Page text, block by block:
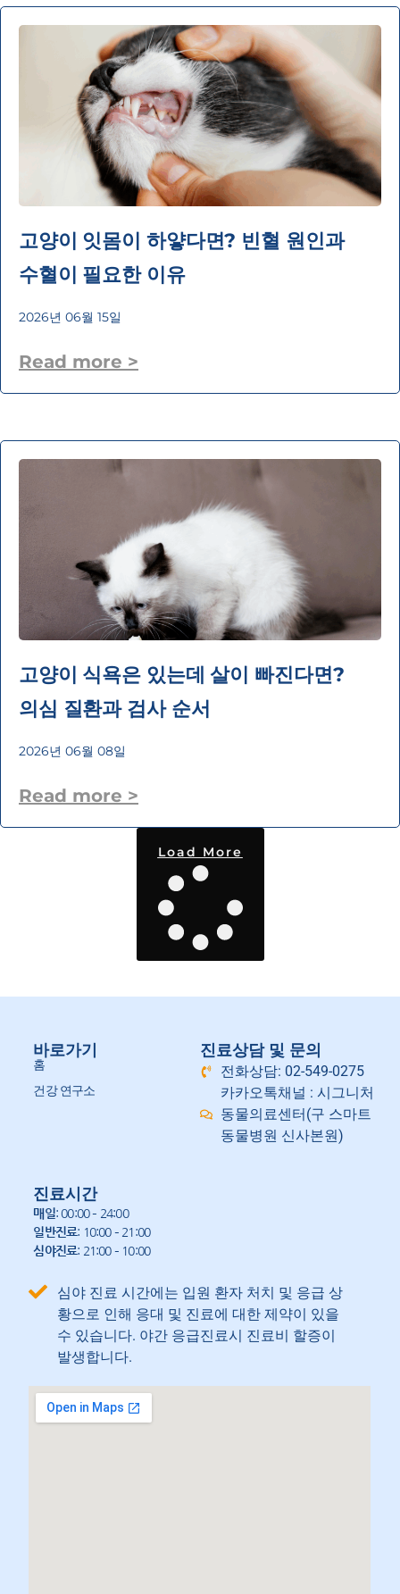
고양이 잇몸이 하얗다면? 빈혈 원인과
수혈이 필요한 이유
2026년 06월 15일
Read more >
고양이 식욕은 있는데 살이 빠진다면?
의심 질환과 검사 순서
2026년 06월 08일
Read more >
Load More
바로가기
홈
건강 연구소
진료상담 및 문의
전화상담: 02-549-0275
카카오톡채널 : 시그니처
동물의료센터(구 스마트
동물병원 신사본원)
진료시간
매일: 00:00 – 24:00
일반진료: 10:00 – 21:00
심야진료: 21:00 – 10:00
심야 진료 시간에는 입원 환자 처치 및 응급 상
황으로 인해 응대 및 진료에 대한 제약이 있을
수 있습니다. 야간 응급진료시 진료비 할증이
발생합니다.